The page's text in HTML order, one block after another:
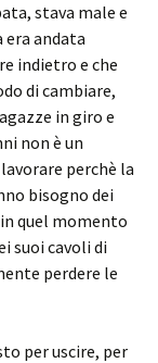
stava male e
era andata
indietro e che
di cambiare,
in giro e
non è un
perchè la
bisogno dei
quel momento
suoi cavoli di
perdere le
per uscire, per